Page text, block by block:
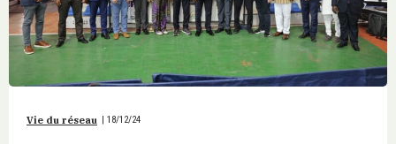
Vie du réseau 18/12/24